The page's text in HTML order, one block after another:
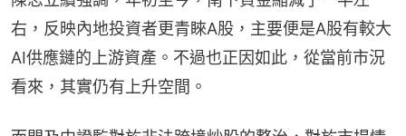
右，反映內地投資者更青睞A股，主要便是A股有較大
AI供應鏈的上游資產。不過也正因如此，從當前市況
看來，其實仍有上升空間。